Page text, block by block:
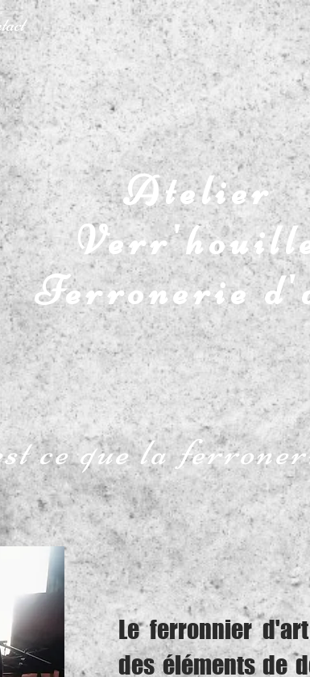
Atelier
Ferronerie
ce que la
Le ferronnier
des éléments de